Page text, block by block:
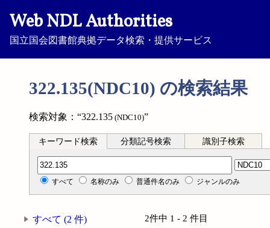
Web NDL Authorities
国立国会図書館典拠データ検索・提供サービス
322.135(NDC10) の検索結果
検索対象：“322.135 (NDC10)”
キーワード検索 分類記号検索 識別子検索
分類記号検索
すべて 名称のみ 普通件名のみ ジャンルのみ
すべて (2 件)
2件中 1 - 2 件目